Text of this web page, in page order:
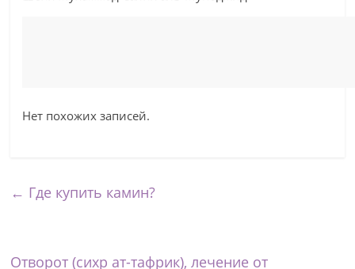
Нет похожих записей.
← Где купить камин?
Отворот (сихр ат-тафрик), лечение от